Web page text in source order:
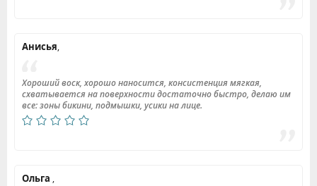
Анисья,
Хороший воск, хорошо наносится, консистенция мягкая,
схватывается на поверхности достаточно быстро, делаю им
все: зоны бикини, подмышки, усики на лице.
Ольга ,